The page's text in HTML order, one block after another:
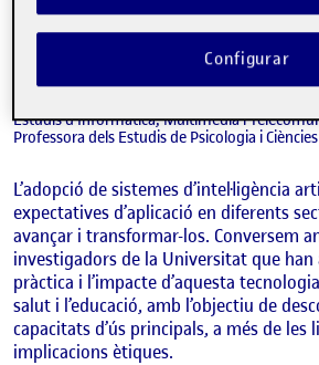
ELENA PLANAS HORTAL, ROBERT
Directora de Programa del Grau Enginyeria
d'Informàtica, Multimèdia i Telecomunicació
Estudis d'Informàtica, Multimèdia i
Professora dels Estudis de Psicologia i
L’adopció de sistemes d’intel·ligència
expectatives d’aplicació en diferents
avançar i transformar-los. Conversem
investigadors de la Universitat que han
pràctica i l’impacte d’aquesta
salut i l’educació, amb l’objectiu de
capacitats d’ús principals, a més de les
implicacions ètiques.
Configurar